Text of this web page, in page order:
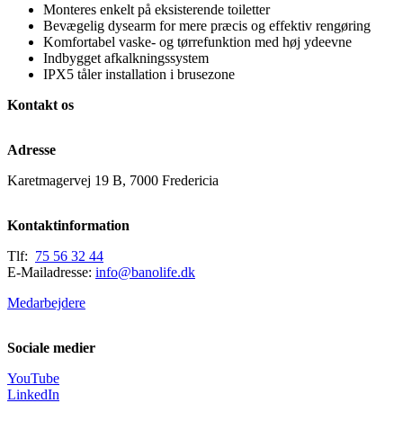
Monteres enkelt på eksisterende toiletter
Bevægelig dysearm for mere præcis og effektiv rengøring
Komfortabel vaske- og tørrefunktion med høj ydeevne
Indbygget afkalkningssystem
IPX5 tåler installation i brusezone
Kontakt os
Adresse
Karetmagervej 19 B, 7000 Fredericia
Kontaktinformation
Tlf: 75 56 32 44
E-Mailadresse: info@banolife.dk
Medarbejdere
Sociale medier
YouTube
LinkedIn